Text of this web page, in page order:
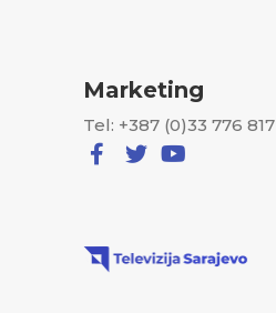
Marketing
Tel: +387 (0)33 776 817